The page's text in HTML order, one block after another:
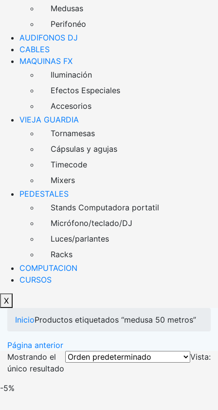
Medusas
Perifonéo
AUDIFONOS DJ
CABLES
MAQUINAS FX
Iluminación
Efectos Especiales
Accesorios
VIEJA GUARDIA
Tornamesas
Cápsulas y agujas
Timecode
Mixers
PEDESTALES
Stands Computadora portatil
Micrófono/teclado/DJ
Luces/parlantes
Racks
COMPUTACION
CURSOS
X
InicioProductos etiquetados “medusa 50 metros”
Página anterior
Mostrando el
único resultado
Vista:
-5%